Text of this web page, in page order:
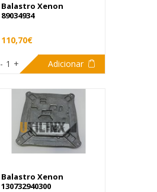
Balastro Xenon
89034934
110,70€
- 1 + Adicionar
Balastro Xenon
130732940300